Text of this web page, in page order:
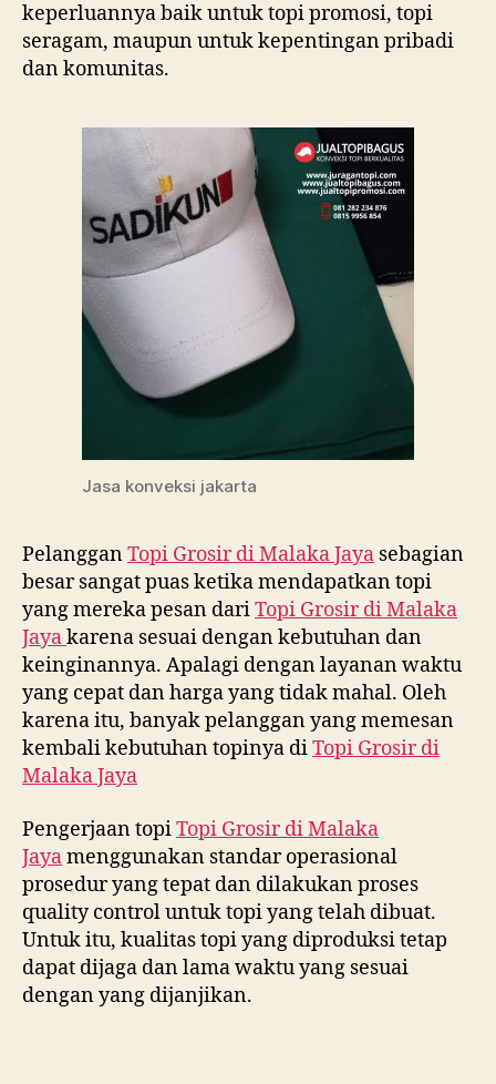
keperluannya baik untuk topi promosi, topi
seragam, maupun untuk kepentingan pribadi
dan komunitas.
Jasa konveksi jakarta
PelangganTopi Grosir diMalaka Jaya sebagian
besar sangat puas ketika mendapatkan topi
yang mereka pesan dariTopi Grosir diMalaka
Jayakarena sesuai dengan kebutuhan dan
keinginannya. Apalagi dengan layanan waktu
yang cepat dan harga yang tidak mahal. Oleh
karena itu, banyak pelanggan yang memesan
kembali kebutuhan topinya diTopi Grosir di
Malaka Jaya
Pengerjaan topiTopi Grosir diMalaka
Jayamenggunakan standar operasional
prosedur yang tepat dan dilakukan proses
quality control untuk topi yang telah dibuat.
Untuk itu, kualitas topi yang diproduksi tetap
dapat dijaga dan lama waktu yang sesuai
dengan yang dijanjikan.